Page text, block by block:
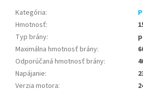
Kategória:
Hmotnosť:
Typ brány:
Maximálna hmotnosť brány:
Odporúčaná hmotnosť brány:
Napájanie:
Verzia motora: